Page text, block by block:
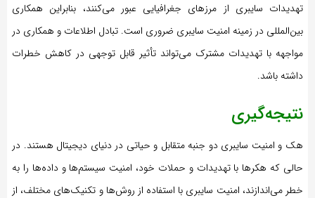
تهدیدات سایبری از مرزهای جغرافیایی عبور می‌کنند، بنابراین همکاری
بین‌المللی در زمینه امنیت سایبری ضروری است. تبادل اطلاعات و همکاری در
مواجهه با تهدیدات مشترک می‌تواند تأثیر قابل توجهی در کاهش خطرات
داشته باشد.
نتیجه‌گیری
هک و امنیت سایبری دو جنبه متقابل و حیاتی در دنیای دیجیتال هستند. در
حالی که هکرها با تهدیدات و حملات خود، امنیت سیستم‌ها و داده‌ها را به
خطر می‌اندازند، امنیت سایبری با استفاده از روش‌ها و تکنیک‌های مختلف، از